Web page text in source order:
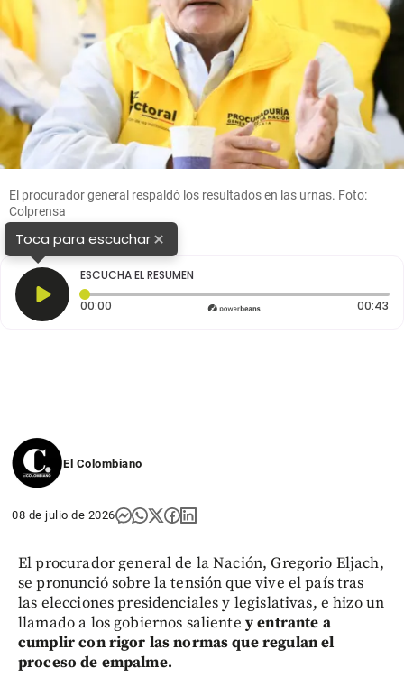
El procurador general respaldó los resultados en las urnas. Foto:
Colprensa
Toca para escuchar×
ESCUCHA EL RESUMEN
00:00 Tiempo transcurrido: 0 segundos 00:43
El Colombiano
08 de julio de 2026
El procurador general de la Nación, Gregorio Eljach,
se pronunció sobre la tensión que vive el país tras
las elecciones presidenciales y legislativas, e hizo un
llamado a los gobiernos saliente y entrante a
cumplir con rigor las normas que regulan el
proceso de empalme.